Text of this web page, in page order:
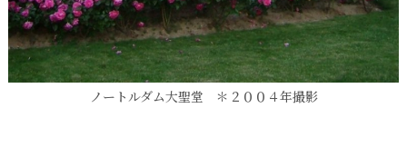
ノートルダム大聖堂 ＊２００４年撮影